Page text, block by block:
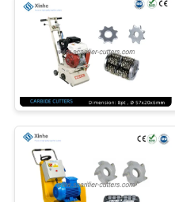
CONTROLLO
DELLA
QUALITÀ
CONTATTACI
NOTIZIE
spazzatori